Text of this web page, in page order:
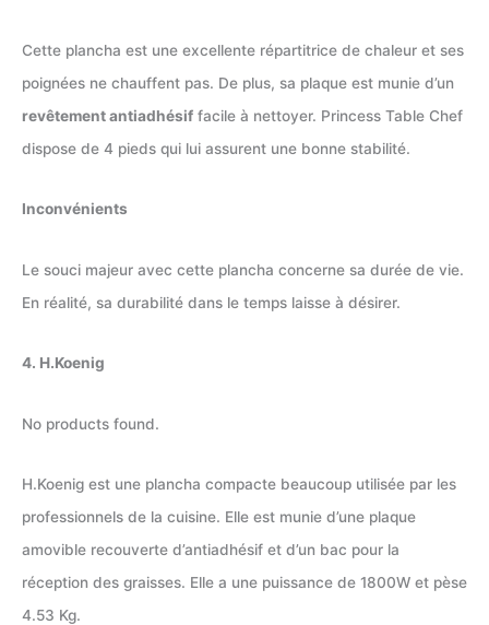
Cette plancha est une excellente répartitrice de chaleur et ses
poignées ne chauffent pas. De plus, sa plaque est munie d’un
revêtement antiadhésif facile à nettoyer. Princess Table Chef
dispose de 4 pieds qui lui assurent une bonne stabilité.
Inconvénients
Le souci majeur avec cette plancha concerne sa durée de vie.
En réalité, sa durabilité dans le temps laisse à désirer.
‎4. H.Koenig
No products found.
‎H.Koenig est une plancha compacte beaucoup utilisée par les
professionnels de la cuisine. Elle est munie d’une plaque
amovible recouverte d’antiadhésif et d’un bac pour la
réception des graisses. Elle a une puissance de 1800W et pèse
4.53 Kg.